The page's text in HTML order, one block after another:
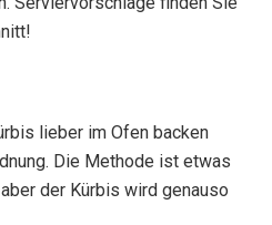
lieber im Ofen backen
Die Methode ist etwas
der Kürbis wird genauso